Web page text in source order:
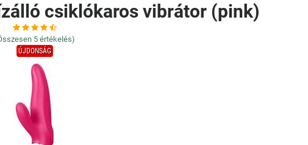
csiklókaros vibrátor (pink)
5 értékelés)
ÚJDONSÁG